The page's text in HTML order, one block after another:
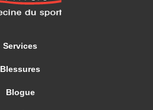
Services
Blessures
Blogue